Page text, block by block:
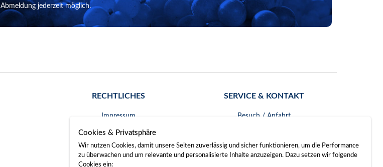
Abmeldung jederzeit möglich.
RECHTLICHES
Impressum
AGB
Widerrufsrecht
SERVICE & KONTAKT
Besuch / Anfahrt
Cookies & Privatsphäre
Wir nutzen Cookies, damit unsere Seiten zuverlässig und sicher funktionieren, um die Performance
zu überwachen und um relevante und personalisierte Inhalte anzuzeigen. Dazu setzen wir folgende
Cookies ein: